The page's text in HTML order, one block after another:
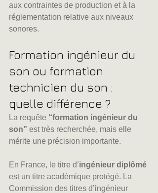
aux contraintes de production et à la
réglementation relative aux niveaux
sonores.
Formation ingénieur du
son ou formation
technicien du son :
quelle différence ?
La requête “formation ingénieur du
son” est très recherchée, mais elle
mérite une précision importante.
En France, le titre d’ingénieur diplômé
est un titre académique protégé. La
Commission des titres d’ingénieur